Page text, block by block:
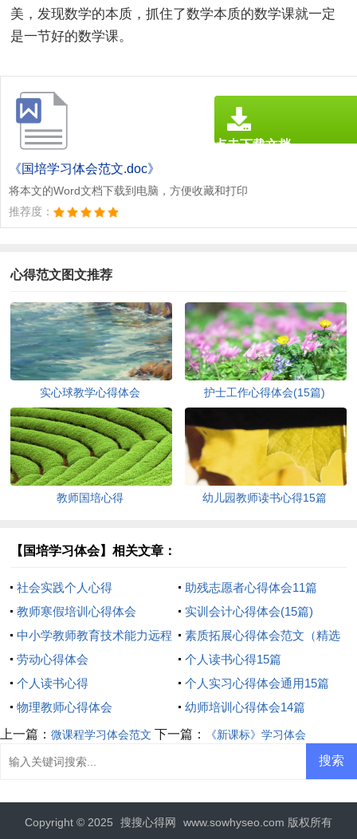
美，发现数学的本质，抓住了数学本质的数学课就一定
是一节好的数学课。
《国培学习体会范文.doc》
将本文的Word文档下载到电脑，方便收藏和打印
推荐度：
点击下载文档
心得范文图文推荐
实心球教学心得体会 护士工作心得体会(15篇)
教师国培心得 幼儿园教师读书心得15篇
【国培学习体会】相关文章：
社会实践个人心得
助残志愿者心得体会11篇
教师寒假培训心得体会
实训会计心得体会(15篇)
中小学教师教育技术能力远程
培训心得体会
素质拓展心得体会范文（精选
5篇）
劳动心得体会
个人读书心得15篇
个人读书心得
个人实习心得体会通用15篇
物理教师心得体会
幼师培训心得体会14篇
上一篇： 微课程学习体会范文 下一篇： 《新课标》学习体会
Copyright © 2025 搜搜心得网 www.sowhyseo.com 版权所有